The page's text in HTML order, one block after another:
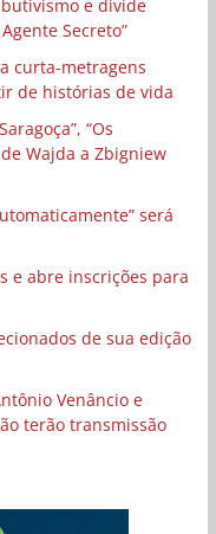
e divide
Secreto”
curta-metragens
de histórias de vida
“Os
Wajda a Zbigniew
será
e abre inscrições para
de sua edição
Venâncio e
terão transmissão